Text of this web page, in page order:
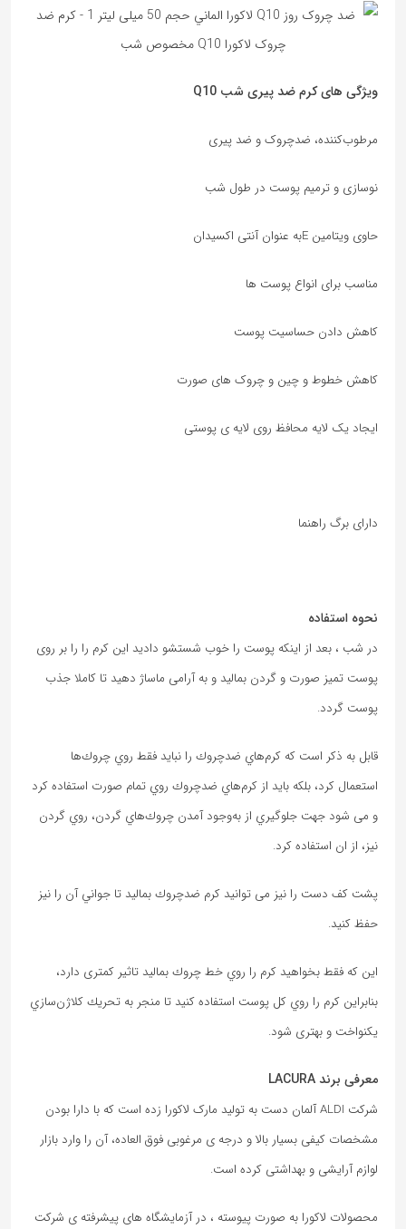
ویژگی های کرم ضد پیری شب Q10
مرطوب‌کننده، ضدچروک و ضد پیری
نوسازی و ترمیم پوست در طول شب
حاوی ویتامین Eبه عنوان آنتی اکسیدان
مناسب برای انواع پوست ها
کاهش دادن حساسیت پوست
کاهش خطوط و چین و چروک های صورت
ایجاد یک لایه محافظ روی لایه ی پوستی
دارای برگ راهنما
نحوه استفاده
در شب ، بعد از اینکه پوست را خوب شستشو دادید این کرم را را بر روی
پوست تمیز صورت و گردن بمالید و به آرامی ماساژ دهید تا کاملا جذب
پوست گردد.
قابل به ذکر است که كرم‌هاي ضد‌چروك را نبايد فقط روي چروك‌ها
استعمال كرد، بلکه بايد از كرم‌هاي ضدچروك روي تمام صورت استفاده كرد
و می شود جهت جلوگيري از به‌وجود آمدن چروك‌هاي گردن، روي گردن
نيز، از ان استفاده کرد.
پشت كف دست را نيز می توانید كرم ضدچروك بماليد تا جواني آن را نیز
حفظ كنيد.
اين كه فقط بخواهید كرم را روي خط چروك بماليد تاثیر کمتری دارد،
بنابراین كرم را روي كل پوست استفاده کنید تا منجر به تحريك كلاژن‌سازي‌
يكنواخت و بهتری شود.
معرفی برند LACURA
شرکت ALDI آلمان دست به تولید مارک لاکورا زده است که با دارا بودن
مشخصات کیفی بسیار بالا و درجه ی مرغوبی فوق العاده، آن را وارد بازار
لوازم آرایشی و بهداشتی کرده است.
محصولات لاکورا به صورت پیوسته ، در آزمایشگاه های پیشرفته ی شرکت